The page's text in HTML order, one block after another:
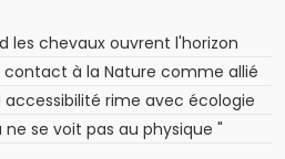
les chevaux ouvrent l'horizon
contact à la Nature comme allié
accessibilité rime avec écologie
se voit pas au physique "